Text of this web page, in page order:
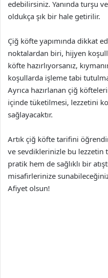
edebilirsiniz. Yanında turşu
oldukça şık bir hale getirilir.
Çiğ köfte yapımında dikkat
noktalardan biri, hijyen
köfte hazırlıyorsanız,
koşullarda işleme tabi
Ayrıca hazırlanan çiğ
içinde tüketilmesi, lezzetini
sağlayacaktır.
Artık çiğ köfte tarifini
ve sevdiklerinizle bu lezzetin
pratik hem de sağlıklı bir
misafirlerinize
Afiyet olsun!